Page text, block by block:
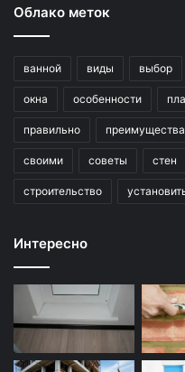
Облако меток
ванной виды выбор
окна особенности
правильно преимущества
своими советы стен
строительство
Интересно